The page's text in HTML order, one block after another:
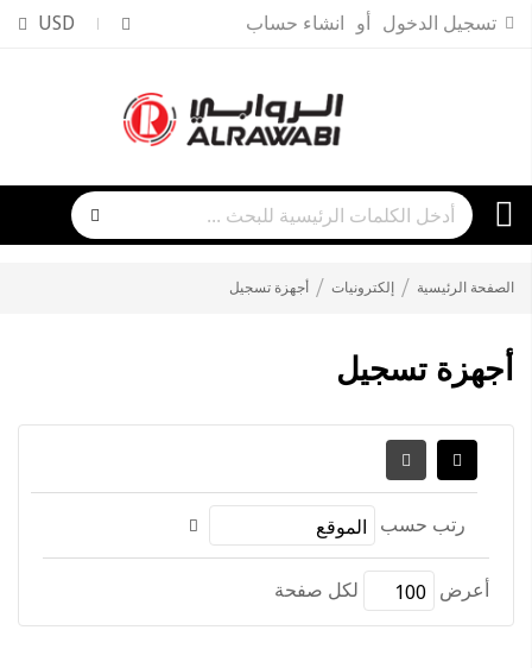
USD تسجيل الدخول انشاء حساب
الصفحة الرئيسية إلكترونيات أجهزة تسجيل
أجهزة تسجيل
رتب حسب
أعرض لكل صفحة